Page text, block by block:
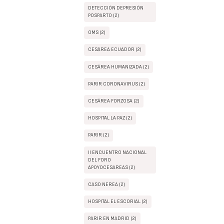
DETECCIÓN DEPRESIÓN
POSPARTO (2)
OMS (2)
CESÁREA ECUADOR (2)
CESÁREA HUMANIZADA (2)
PARIR CORONAVIRUS (2)
CESÁREA FORZOSA (2)
HOSPITAL LA PAZ (2)
PARIR (2)
II ENCUENTRO NACIONAL
DEL FORO
APOYOCESAREAS (2)
CASO NEREA (2)
HOSPITAL EL ESCORIAL (2)
PARIR EN MADRID (2)